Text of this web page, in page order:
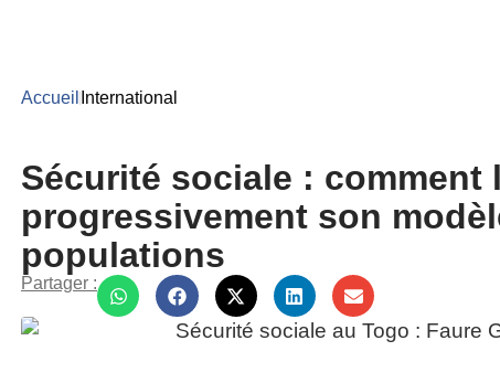
Accueil International
Sécurité sociale : comment
progressivement son
populations
Partager :